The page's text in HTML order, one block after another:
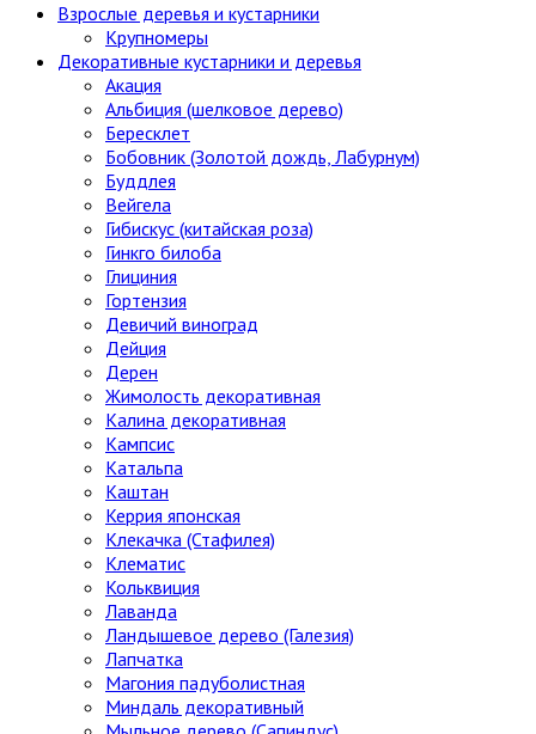
Взрослые деревья и кустарники
Крупномеры
Декоративные кустарники и деревья
Акация
Альбиция (шелковое дерево)
Бересклет
Бобовник (Золотой дождь, Лабурнум)
Буддлея
Вейгела
Гибискус (китайская роза)
Гинкго билоба
Глициния
Гортензия
Девичий виноград
Дейция
Дерен
Жимолость декоративная
Калина декоративная
Кампсис
Катальпа
Каштан
Керрия японская
Клекачка (Стафилея)
Клематис
Кольквиция
Лаванда
Ландышевое дерево (Галезия)
Лапчатка
Магония падуболистная
Миндаль декоративный